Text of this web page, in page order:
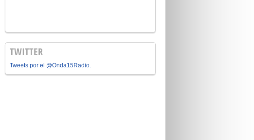
TWITTER
Tweets por el @Onda15Radio.